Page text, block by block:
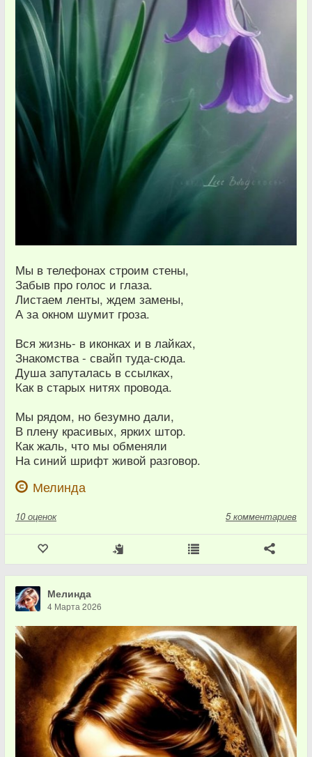
Мы в телефонах строим стены,
Забыв про голос и глаза.
Листаем ленты, ждем замены,
А за окном шумит гроза.
Вся жизнь- в иконках и в лайках,
Знакомства - свайп туда-сюда.
Душа запуталась в ссылках,
Как в старых нитях провода.
Мы рядом, но безумно дали,
В плену красивых, ярких штор.
Как жаль, что мы обменяли
На синий шрифт живой разговор.
Мелинда
10 оценок 5 комментариев
Мелинда
4 Марта 2026